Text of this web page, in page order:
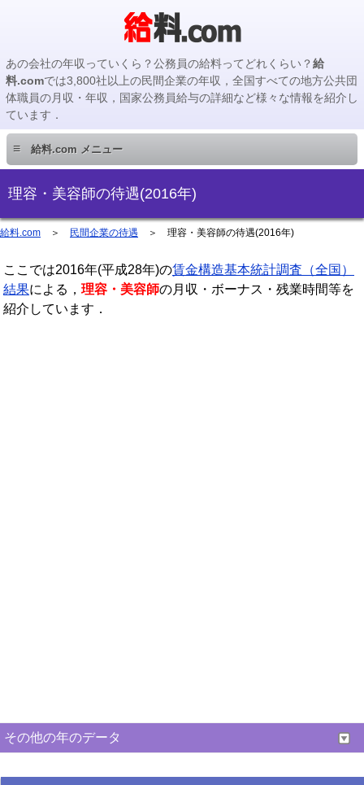
あの会社の年収っていくら？公務員の給料ってどれくらい？給
料.comでは3,800社以上の民間企業の年収，全国すべての地方公共団
体職員の月収・年収，国家公務員給与の詳細など様々な情報を紹介し
ています．
≡ 給料.com メニュー
民間企業編
国家公務員編
地方公務員編
地方公務員給料検索
理容・美容師の待遇(2016年)
給料.com ＞ 民間企業の待遇 ＞ 理容・美容師の待遇(2016年)
ここでは2016年(平成28年)の賃金構造基本統計調査（全国）
結果による， 理容・美容師の月収・ボーナス・残業時間等を
紹介しています．
その他の年のデータ